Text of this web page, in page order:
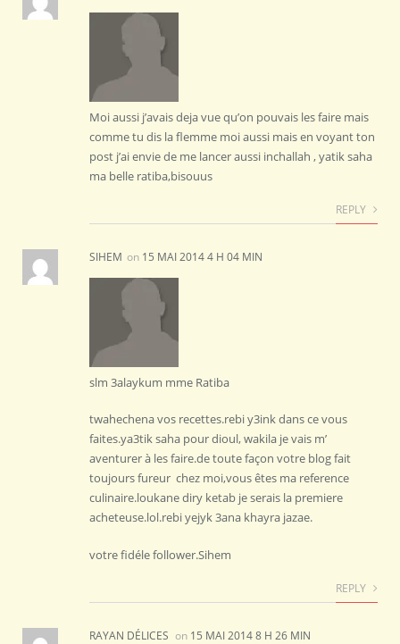
Moi aussi j’avais deja vue qu’on pouvais les faire mais
comme tu dis la flemme moi aussi mais en voyant ton
post j’ai envie de me lancer aussi inchallah , yatik saha
ma belle ratiba,bisouus
REPLY
SIHEM on 15 MAI 2014 4 H 04 MIN
slm 3alaykum mme Ratiba
twahechena vos recettes.rebi y3ink dans ce vous
faites.ya3tik saha pour dioul, wakila je vais m’
aventurer à les faire.de toute façon votre blog fait
toujours fureur chez moi,vous êtes ma reference
culinaire.loukane diry ketab je serais la premiere
acheteuse.lol.rebi yejyk 3ana khayra jazae.
votre fidéle follower.Sihem
REPLY
RAYAN DÉLICES on 15 MAI 2014 8 H 26 MIN